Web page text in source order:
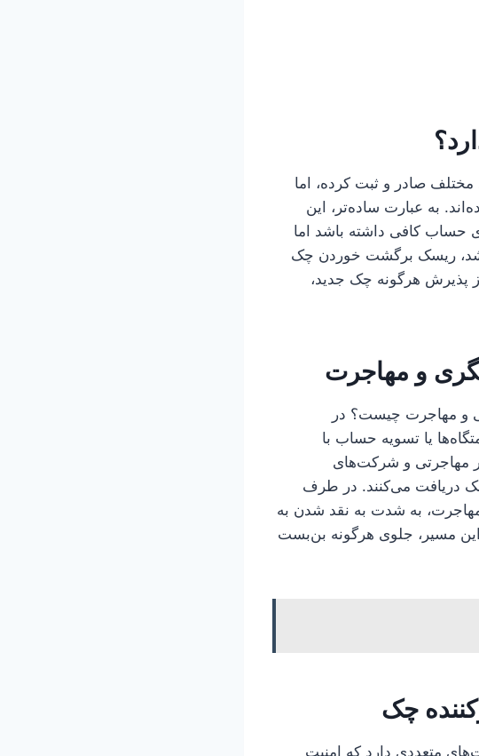
صادر و ثبت کرده، اما
به عبارت ساده‌تر، این
حساب کافی داشته باشد اما
ریسک برگشت خوردن چک
پذیرش هرگونه چک جدید،
و مهاجرت
و مهاجرت چیست؟ در
یا تسویه حساب با
مهاجرتی و شرکت‌های
چک دریافت می‌کنند. در طرف
مهاجرت، به شدت به نقد شدن به
مسیر، جلوی هرگونه بن‌بست
چک
متعددی دارد که امنیت